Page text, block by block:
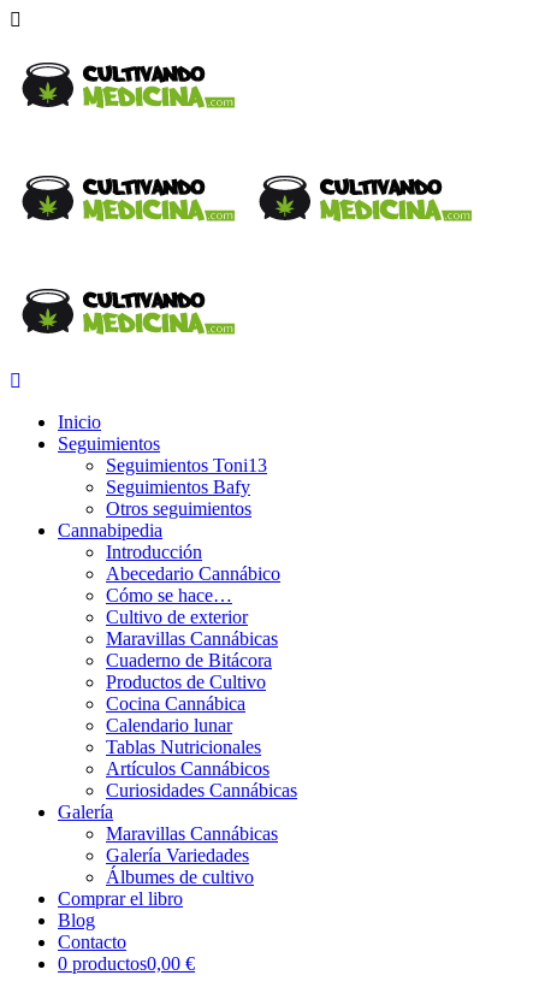
Inicio
Seguimientos
Seguimientos Toni13
Seguimientos Bafy
Otros seguimientos
Cannabipedia
Introducción
Abecedario Cannábico
Cómo se hace…
Cultivo de exterior
Maravillas Cannábicas
Cuaderno de Bitácora
Productos de Cultivo
Cocina Cannábica
Calendario lunar
Tablas Nutricionales
Artículos Cannábicos
Curiosidades Cannábicas
Galería
Maravillas Cannábicas
Galería Variedades
Álbumes de cultivo
Comprar el libro
Blog
Contacto
0 productos0,00 €